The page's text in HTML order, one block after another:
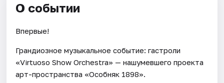
О событии
Впервые!
Грандиозное музыкальное событие: гастроли
«Virtuoso Show Orchestra» — нашумевшего проекта
арт-пространства «Особняк 1898».